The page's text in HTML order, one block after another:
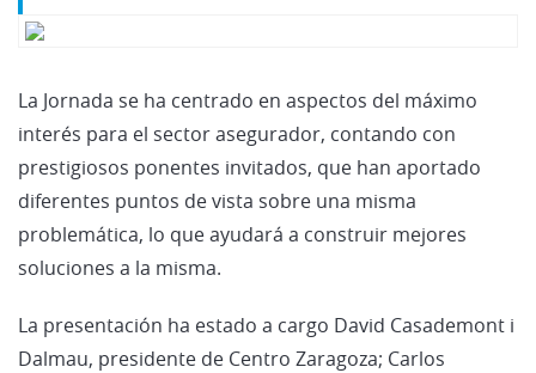
La Jornada se ha centrado en aspectos del máximo
interés para el sector asegurador, contando con
prestigiosos ponentes invitados, que han aportado
diferentes puntos de vista sobre una misma
problemática, lo que ayudará a construir mejores
soluciones a la misma.
La presentación ha estado a cargo David Casademont i
Dalmau, presidente de Centro Zaragoza; Carlos